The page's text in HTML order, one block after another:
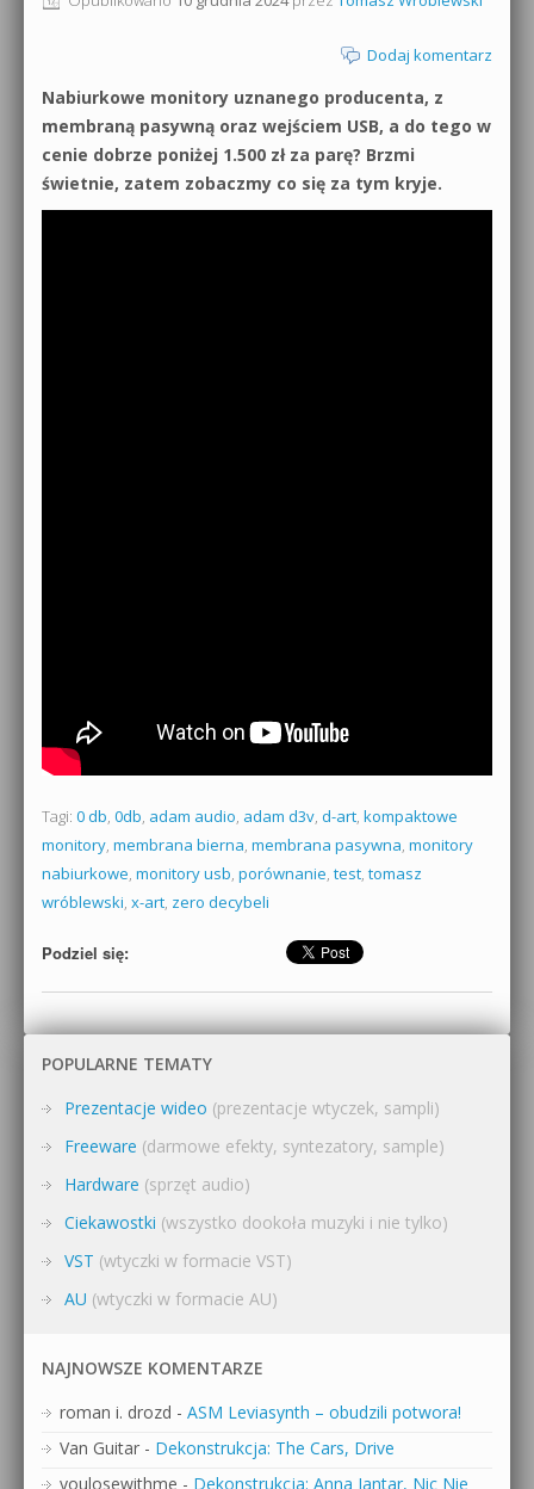
Sylenth1 od podstaw
Sound Forge od podstaw
Dubstep z syntezatorem Massive
Newsletter
Materiały dla mediów
Archiwum aktualności
Dodaj komentarz
Nabiurkowe monitory uznanego producenta, z
membraną pasywną oraz wejściem USB, a do tego w
cenie dobrze poniżej 1.500 zł za parę? Brzmi
świetnie, zatem zobaczmy co się za tym kryje.
Tagi: 0 db, 0db, adam audio, adam d3v, d-art, kompaktowe
monitory, membrana bierna, membrana pasywna, monitory
nabiurkowe, monitory usb, porównanie, test, tomasz
wróblewski, x-art, zero decybeli
Podziel się:
POPULARNE TEMATY
Prezentacje wideo (prezentacje wtyczek, sampli)
Freeware (darmowe efekty, syntezatory, sample)
Hardware (sprzęt audio)
Ciekawostki (wszystko dookoła muzyki i nie tylko)
VST (wtyczki w formacie VST)
AU (wtyczki w formacie AU)
NAJNOWSZE KOMENTARZE
roman i. drozd - ASM Leviasynth – obudzili potwora!
Van Guitar - Dekonstrukcja: The Cars, Drive
youlosewithme - Dekonstrukcja: Anna Jantar, Nic Nie